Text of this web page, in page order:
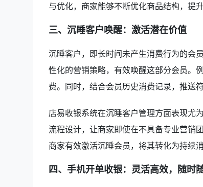
与优化，商家能够不断优化商品结构，提
三、沉睡客户唤醒：激活潜在价值
沉睡客户，即长时间未产生消费行为的会
性化的营销策略，有效唤醒这部分会员。
费。同时，结合会员历史消费记录，推送
店易收银系统在沉睡客户管理方面表现尤
流程设计，让商家即使在不具备专业营销
商家有效激活沉睡会员，将其转化为持续消
四、手机开单收银：灵活高效，随时